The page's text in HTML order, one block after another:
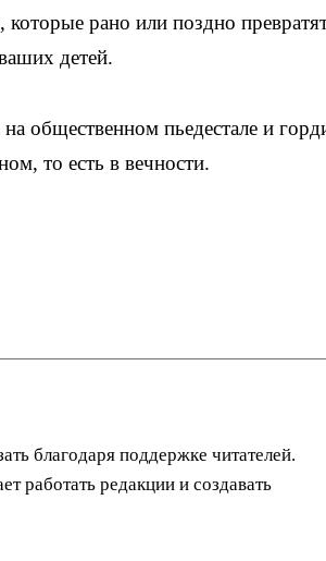
рано или поздно
детей.
общественном пьедестале и
то есть в вечности.
благодаря поддержке читателей.
работать редакции и создавать